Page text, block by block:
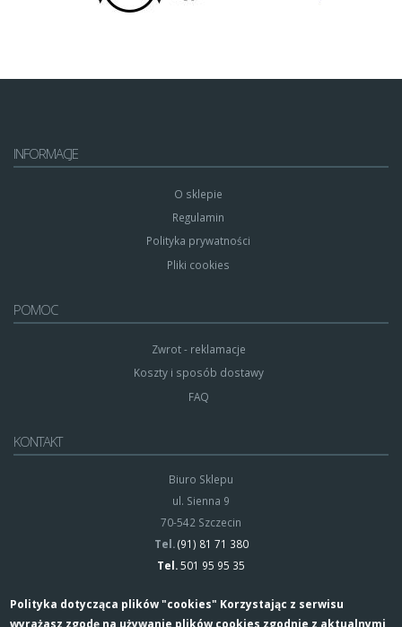
INFORMACJE
O sklepie
Regulamin
Polityka prywatności
Pliki cookies
POMOC
Zwrot - reklamacje
Koszty i sposób dostawy
FAQ
KONTAKT
Biuro Sklepu
ul. Sienna 9
70-542 Szczecin
Tel.(91) 81 71 380
Tel.501 95 95 35
Polityka dotycząca plików "cookies" Korzystając z serwisu
wyrażasz zgodę na używanie plików cookies zgodnie z aktualnymi